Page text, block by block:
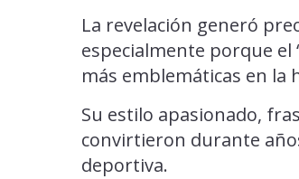
La revelación generó
especialmente porque el
más emblemáticas en la
Su estilo apasionado,
convirtieron durante
deportiva.